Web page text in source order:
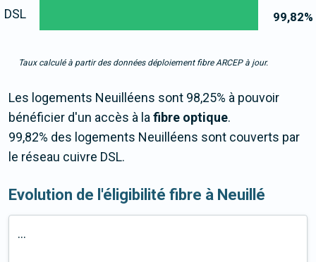
99,82%
DSL
Taux calculé à partir des données déploiement fibre ARCEP à jour.
Les logements Neuilléens sont 98,25% à pouvoir
bénéficier d'un accès à lafibre optique.
99,82% des logements Neuilléens sont couverts par
le réseau cuivre DSL.
Evolution de l'éligibilité fibre à Neuillé
...